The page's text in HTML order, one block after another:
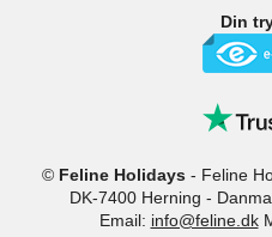
Din
© Feline Holidays- Feline
DK-7400 Herning -
Email: info@feline.dk